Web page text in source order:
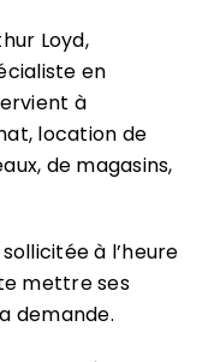
Loyd,
en
à
location de
de magasins,
à l’heure
mettre ses
demande.